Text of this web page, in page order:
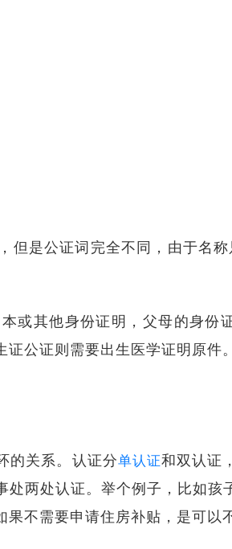
但是公证词完全不同，由于名
或其他身份证明，父母的身份
公证则需要出生医学证明原件。
的关系。认证分单认证和双认证
两处认证。举个例子，比如孩
不需要申请住房补贴，是可以